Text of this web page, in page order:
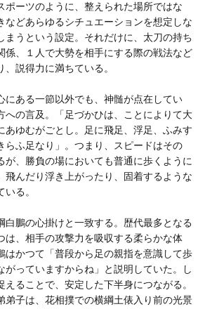
ポーツのように、整えられた場所ではな
などあらゆるシチュエーションを想定しな
まうという設定。それだけに、太刀の持ち
係、１人で大勢を相手にする際の戦法など
説得力に満ちている。
にある一節以外でも、神髄が点在してい
への言及。「足づかひは、ことによりて大
あゆむがごとし。足に飛足、浮足、ふみす
らふ足なり」。つまり、スピードはその
が、勝負の場においても普通に歩くように
飛んだり浮き上がったり、固着するような
る。
白鵬の心掛けと一致する。歴代最多となる
は、相手の攻撃力を吸収する柔らかな体
はかつて「普段から足の親指を意識して歩
がっていますからね」と説明していた。し
えることで、安定した下半身につながる。
弟子は、花相撲での横綱土俵入り前の光景